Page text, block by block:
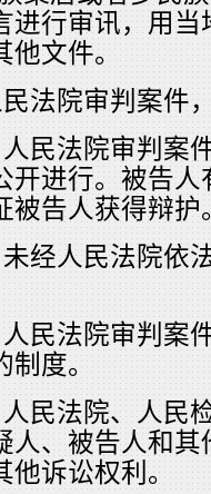
进行审讯，用
他文件。
法院审判案件
民法院审判案
开进行。被告
被告人获得辩护
经人民法院依
民法院审判案
制度。
民法院、人民
人、被告人和
他诉讼权利。